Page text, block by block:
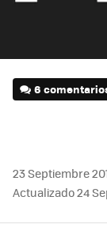
6
23 Septiembre
Actualizado 24